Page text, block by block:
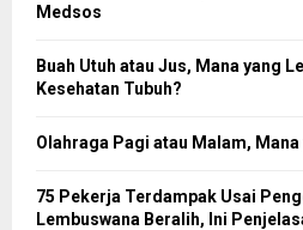
Medsos
Buah Utuh atau Jus, Mana yang
Kesehatan Tubuh?
Olahraga Pagi atau Malam, Mana
75 Pekerja Terdampak Usai
Lembuswana Beralih, Ini